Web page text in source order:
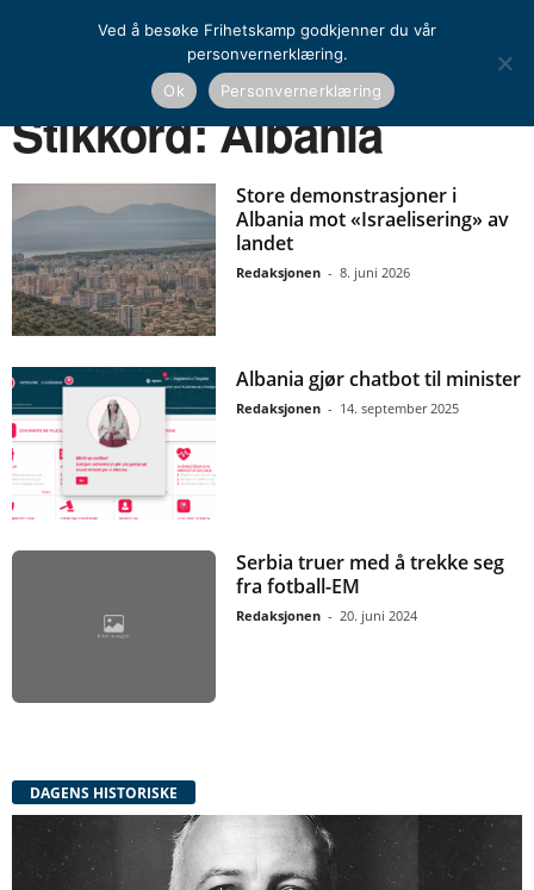
Albania
Stikkord: Albania
Store demonstrasjoner i
Albania mot «Israelisering» av
landet
Redaksjonen - 8. juni 2026
Albania gjør chatbot til minister
Redaksjonen - 14. september 2025
Serbia truer med å trekke seg
fra fotball-EM
Redaksjonen - 20. juni 2024
DAGENS HISTORISKE
Ved å besøke Frihetskamp godkjenner du vår
personvernerklæring.
Ok
Personvernerklæring